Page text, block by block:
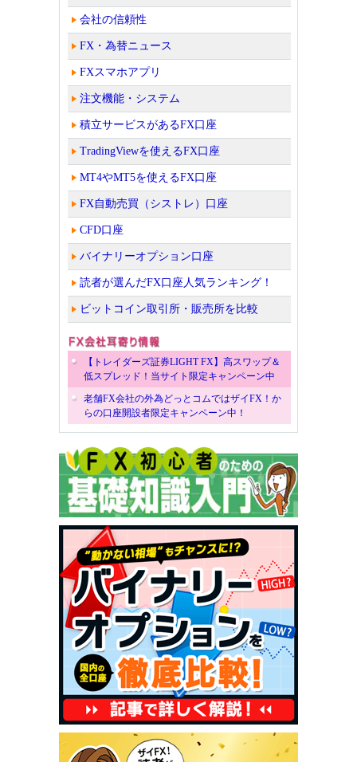
会社の信頼性
FX・為替ニュース
FXスマホアプリ
注文機能・システム
積立サービスがあるFX口座
TradingViewを使えるFX口座
MT4やMT5を使えるFX口座
FX自動売買（シストレ）口座
CFD口座
バイナリーオプション口座
読者が選んだFX口座人気ランキング！
ビットコイン取引所・販売所を比較
【トレイダーズ証券LIGHT FX】高スワップ＆
低スプレッド！当サイト限定キャンペーン中
老舗FX会社の外為どっとコムではザイFX！か
らの口座開設者限定キャンペーン中！